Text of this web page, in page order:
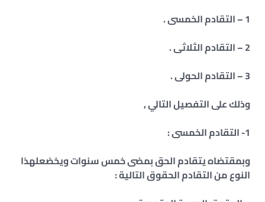
1 – التقادم الخمسى .
2 – التقادم الثلاثى .
3 – التقادم الحولى .
وذلك على التفصيل التالي ,
1- التقادم الخمسى :
وبمقتضاه يتقادم الحق بمضى خمس سنوات ويخضعلهذا
النوع من التقادم الحقوق التالية :